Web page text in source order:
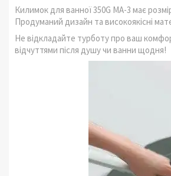
Килимок для ванної 350G MA-3 має
Продуманий дизайн та високоякісні
Не відкладайте турботу про ваш
відчуттями після душу чи ванни щодня!